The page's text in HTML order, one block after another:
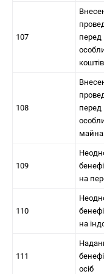
107
перед
коштів
108
перед
майна
109
на
110
на
111
осіб